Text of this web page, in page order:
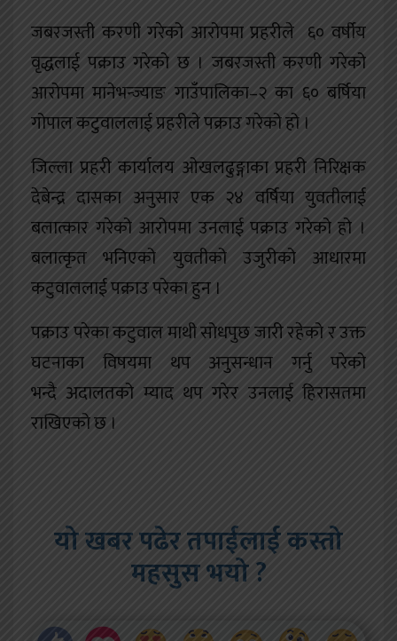
जबरजस्ती करणी गरेको आरोपमा प्रहरीले ६० वर्षीय
वृद्धलाई पक्राउ गरेको छ । जबरजस्ती करणी गरेको
आरोपमा मानेभन्ज्याङ गाउँपालिका–२ का ६० बर्षिया
गोपाल कटुवाललाई प्रहरीले पक्राउ गरेको हो ।
जिल्ला प्रहरी कार्यालय ओखलढुङ्गाका प्रहरी निरिक्षक
देबेन्द्र दासका अनुसार एक २४ वर्षिया युवतीलाई
बलात्कार गरेको आरोपमा उनलाई पक्राउ गरेको हो ।
बलात्कृत भनिएको युवतीको उजुरीको आधारमा
कटुवाललाई पक्राउ परेका हुन ।
पक्राउ परेका कटुवाल माथी सोधपुछ जारी रहेको र उक्त
घटनाका विषयमा थप अनुसन्धान गर्नु परेको
भन्दै अदालतको म्याद थप गरेर उनलाई हिरासतमा
राखिएको छ ।
यो खबर पढेर तपाईलाई कस्तो
महसुस भयो ?